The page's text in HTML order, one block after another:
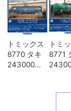
トミックス
8770 タキ
243000形
トミ
8771